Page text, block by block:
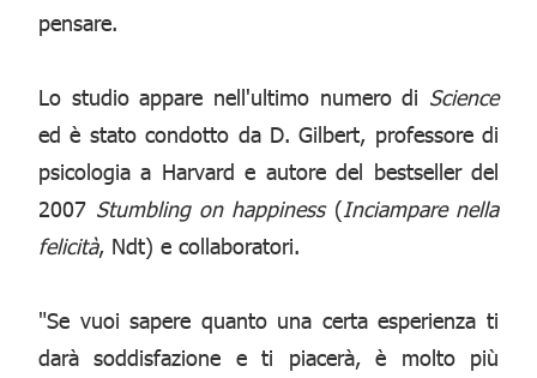
pensare.
Lo studio appare nell'ultimo numero di Science
ed è stato condotto da D. Gilbert, professore di
psicologia a Harvard e autore del bestseller del
2007 Stumbling on happiness(Inciampare nella
felicità, Ndt) e collaboratori.
"Se vuoi sapere quanto una certa esperienza ti
darà soddisfazione e ti piacerà, è molto più